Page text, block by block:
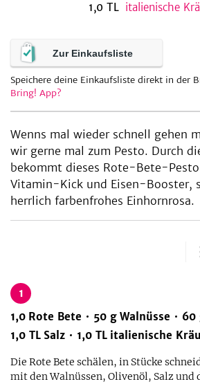
1,0 TL italienische
Zur Einkaufsliste
Speichere deine Einkaufsliste direkt in der
Bring! App?
Wenns mal wieder schnell gehen
wir gerne mal zum Pesto. Durch
bekommt dieses Rote-Bete-
Vitamin-Kick und Eisen-Booster,
herrlich farbenfrohes Einhornrosa.
1
1,0 Rote Bete 50 g Walnüsse 60
1,0 TL Salz 1,0 TL italienische
Die Rote Bete schälen, in Stücke
mit den Walnüssen, Olivenöl, Salz und